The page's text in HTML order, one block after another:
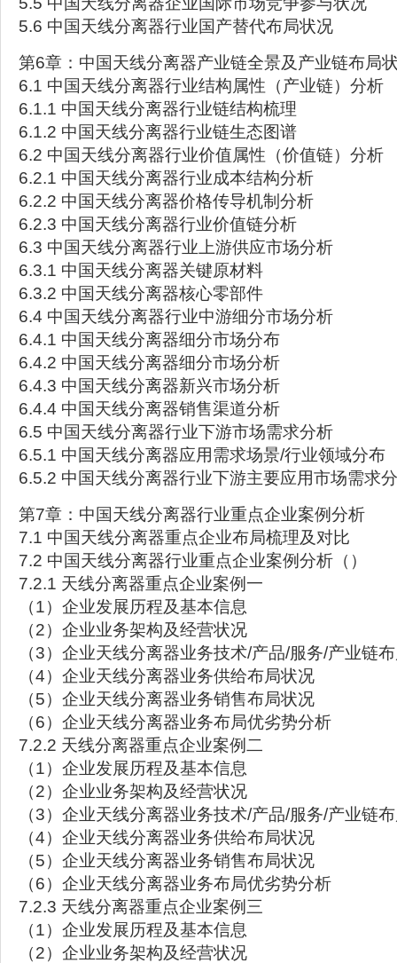
5.6 中国天线分离器行业国产替代布局状况
第6章：中国天线分离器产业链全景及产业链布局
6.1 中国天线分离器行业结构属性（产业链）分析
6.1.1 中国天线分离器行业链结构梳理
6.1.2 中国天线分离器行业链生态图谱
6.2 中国天线分离器行业价值属性（价值链）分析
6.2.1 中国天线分离器行业成本结构分析
6.2.2 中国天线分离器价格传导机制分析
6.2.3 中国天线分离器行业价值链分析
6.3 中国天线分离器行业上游供应市场分析
6.3.1 中国天线分离器关键原材料
6.3.2 中国天线分离器核心零部件
6.4 中国天线分离器行业中游细分市场分析
6.4.1 中国天线分离器细分市场分布
6.4.2 中国天线分离器细分市场分析
6.4.3 中国天线分离器新兴市场分析
6.4.4 中国天线分离器销售渠道分析
6.5 中国天线分离器行业下游市场需求分析
6.5.1 中国天线分离器应用需求场景/行业领域分布
6.5.2 中国天线分离器行业下游主要应用市场需求
第7章：中国天线分离器行业重点企业案例分析
7.1 中国天线分离器重点企业布局梳理及对比
7.2 中国天线分离器行业重点企业案例分析（）
7.2.1 天线分离器重点企业案例一
（1）企业发展历程及基本信息
（2）企业业务架构及经营状况
（3）企业天线分离器业务技术/产品/服务/产业链
（4）企业天线分离器业务供给布局状况
（5）企业天线分离器业务销售布局状况
（6）企业天线分离器业务布局优劣势分析
7.2.2 天线分离器重点企业案例二
（1）企业发展历程及基本信息
（2）企业业务架构及经营状况
（3）企业天线分离器业务技术/产品/服务/产业链
（4）企业天线分离器业务供给布局状况
（5）企业天线分离器业务销售布局状况
（6）企业天线分离器业务布局优劣势分析
7.2.3 天线分离器重点企业案例三
（1）企业发展历程及基本信息
（2）企业业务架构及经营状况